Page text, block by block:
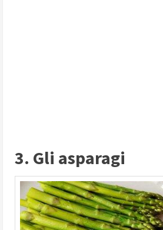
3. Gli asparagi